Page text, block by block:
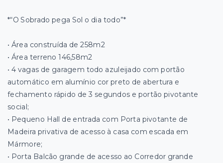
*“O Sobrado pega Sol o dia todo”*
• Área construída de 258m2
• Área terreno 146,58m2
• 4 vagas de garagem todo azuleijado com portão
automático em alumínio cor preto de abertura e
fechamento rápido de 3 segundos e portão pivotante
social;
• Pequeno Hall de entrada com Porta pivotante de
Madeira privativa de acesso à casa com escada em
Mármore;
• Porta Balcão grande de acesso ao Corredor grande